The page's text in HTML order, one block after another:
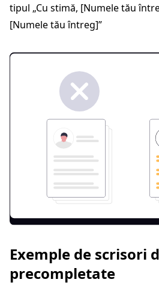
tipul „Cu stimă, [Numele tău
[Numele tău întreg]”
Exemple de scrisori
precompletate